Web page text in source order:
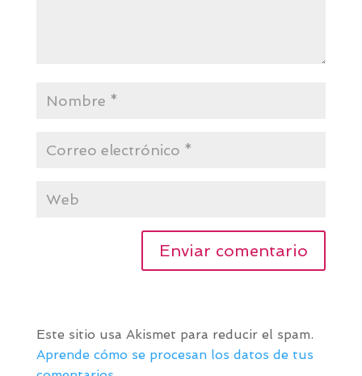
Este sitio usa Akismet para reducir el spam.
Aprende cómo se procesan los datos de tus